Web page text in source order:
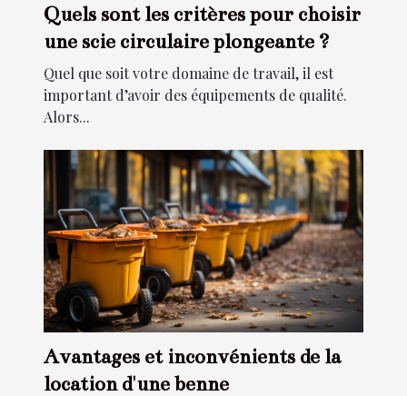
Quels sont les critères pour choisir
une scie circulaire plongeante ?
Quel que soit votre domaine de travail, il est
important d’avoir des équipements de qualité.
Alors...
Avantages et inconvénients de la
location d'une benne